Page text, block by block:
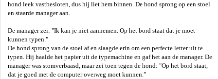
hond leek vastbesloten, dus hij liet hem binnen. De hond sprong op een stoel
en staarde manager aan.
De manager zei: "Ik kan je niet aannemen. Op het bord staat dat je moet
kunnen typen."
De hond sprong van de stoel af en slaagde erin om een perfecte letter uit te
typen. Hij haalde het papier uit de typemachine en gaf het aan de manager. De
manager was stomverbaasd, maar zei toen tegen de hond: "Op het bord staat,
dat je goed met de computer overweg moet kunnen."